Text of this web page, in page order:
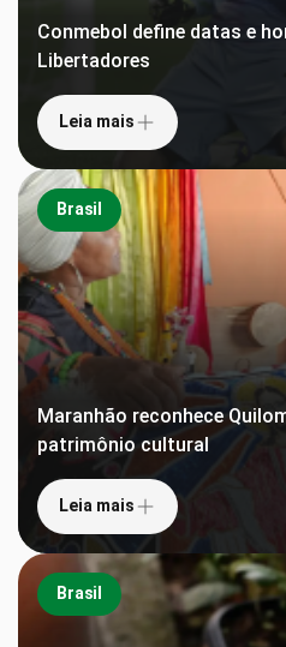
Conmebol define datas e
Libertadores
Leia mais
Brasil
Maranhão reconhece
patrimônio cultural
Leia mais
Brasil